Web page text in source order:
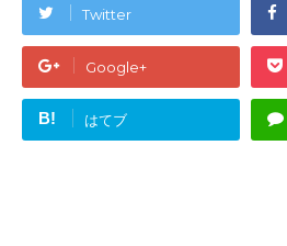
Twitter
Google+
B! はてブ